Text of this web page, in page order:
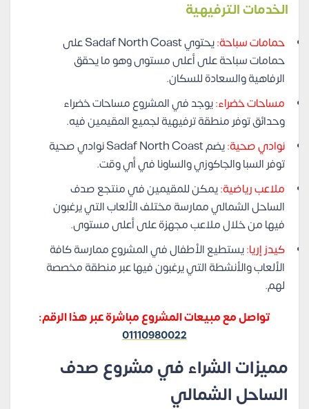
الخدمات الترفيهية
حمامات سباحة:
يحتوي Sadaf North Coast على
حمامات سباحة على أعلى مستوى وهو ما يحقق
الرفاهية والسعادة للسكان.
مساحات خضراء:يوجد في المشروع مساحات خضراء
وحدائق توفر منطقة ترفيهية لجميع المقيمين فيه.
نوادي صحية:
يضم Sadaf North Coast نوادي صحية
توفر السبا والجاكوزي والساونا في أي وقت.
ملاعب رياضية:يمكن للمقيمين في منتجع صدف
الساحل الشمالي ممارسة مختلف الألعاب التي يرغبون
فيها من خلال ملاعب مجهزة على أعلى مستوى.
كيدز إريا:يستطيع الأطفال في المشروع ممارسة كافة
الألعاب والأنشطة التي يرغبون فيها عبر منطقة مخصصة
لهم.
تواصل مع مبيعات المشروع مباشرة عبر هذا الرقم:
01110980022
مميزات الشراء في مشروع صدف
الساحل الشمالي